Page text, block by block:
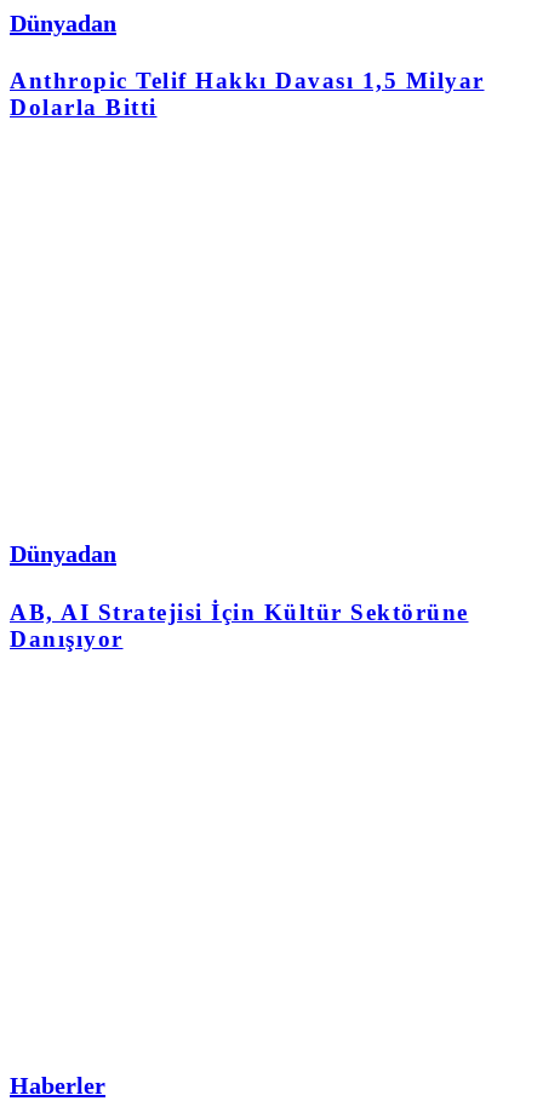
Dünyadan
Anthropic Telif Hakkı Davası 1,5 Milyar
Dolarla Bitti
Dünyadan
AB, AI Stratejisi İçin Kültür Sektörüne
Danışıyor
Haberler